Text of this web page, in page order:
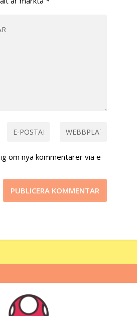
om nya kommentarer via e-